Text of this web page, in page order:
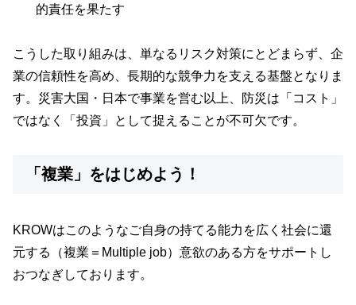
的責任を果たす
こうした取り組みは、単なるリスク対策にとどまらず、企
業の信頼性を高め、長期的な競争力を支える基盤となりま
す。災害大国・日本で事業を営む以上、防災は「コスト」
ではなく「投資」として捉えることが不可欠です。
「複業」をはじめよう！
KROWはこのようなご自身の持てる能力を広く社会に還
元する（複業＝Multiple job）意欲のある方をサポートし
おつなぎしております。